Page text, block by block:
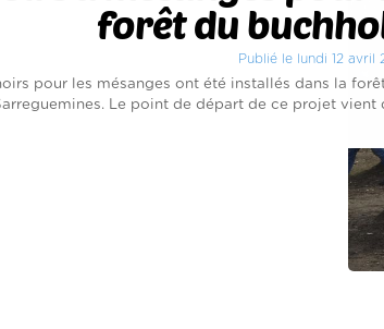
forêt du
Publié le lundi 12 avril
pour les mésanges ont été installés dans la
Le point de départ de ce projet vient